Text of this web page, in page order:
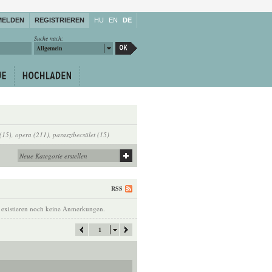
REGISTRIEREN HU EN DE
Suche nach:
Allgemein
, opera (211), parasztbecsület (15)
RSS
noch keine Anmerkungen.
1